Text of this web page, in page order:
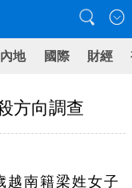
內地 國際 財經
方向調查
南籍梁姓女子